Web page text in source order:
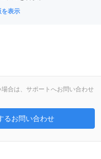
を表示
合は、サポートへお問い合わせ
るお問い合わせ